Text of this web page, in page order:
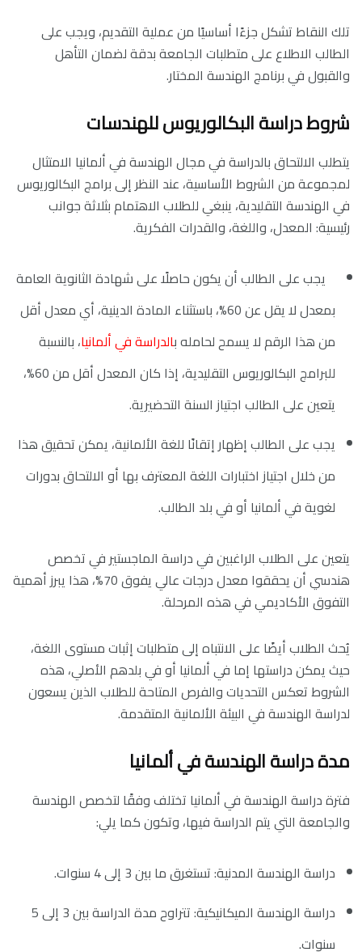
تلك النقاط تشكل جزءًا أساسيًا من عملية التقديم، ويجب على
الطالب الاطلاع على متطلبات الجامعة بدقة لضمان التأهل
والقبول في برنامج الهندسة المختار.
شروط دراسة البكالوريوس للهندسات
يتطلب الالتحاق بالدراسة في مجال الهندسة في ألمانيا الامتثال
لمجموعة من الشروط الأساسية، عند النظر إلى برامج البكالوريوس
في الهندسة التقليدية، ينبغي للطلاب الاهتمام بثلاثة جوانب
رئيسية: المعدل، واللغة، والقدرات الفكرية.
يجب على الطالب أن يكون حاصلًا على شهادة الثانوية العامة
بمعدل لا يقل عن 60%، باستثناء المادة الدينية، أي معدل أقل
من هذا الرقم لا يسمح لحامله بالدراسة في ألمانيا، بالنسبة
للبرامج البكالوريوس التقليدية، إذا كان المعدل أقل من 60%،
يتعين على الطالب اجتياز السنة التحضيرية.
يجب على الطالب إظهار إتقانًا للغة الألمانية، يمكن تحقيق هذا
من خلال اجتياز اختبارات اللغة المعترف بها أو الالتحاق بدورات
لغوية في ألمانيا أو في بلد الطالب.
يتعين على الطلاب الراغبين في دراسة الماجستير في تخصص
هندسي أن يحققوا معدل درجات عالي يفوق 70%، هذا يبرز أهمية
التفوق الأكاديمي في هذه المرحلة.
يُحث الطلاب أيضًا على الانتباه إلى متطلبات إثبات مستوى اللغة،
حيث يمكن دراستها إما في ألمانيا أو في بلدهم الأصلي، هذه
الشروط تعكس التحديات والفرص المتاحة للطلاب الذين يسعون
لدراسة الهندسة في البيئة الألمانية المتقدمة.
مدة دراسة الهندسة في ألمانيا
فترة دراسة الهندسة في ألمانيا تختلف وفقًا لتخصص الهندسة
والجامعة التي يتم الدراسة فيها، وتكون كما يلي:
دراسة الهندسة المدنية: تستغرق ما بين 3 إلى 4 سنوات.
دراسة الهندسة الميكانيكية: تتراوح مدة الدراسة بين 3 إلى 5
سنوات.